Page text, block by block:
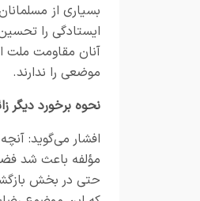
بسیاری از
ایستادگی را
آنان مقاومت ملت
موضعی را ندارند.
نحوه برخورد دیگر
افشار می‌گوید:
مؤلفه باعث شد
حتی در بخش